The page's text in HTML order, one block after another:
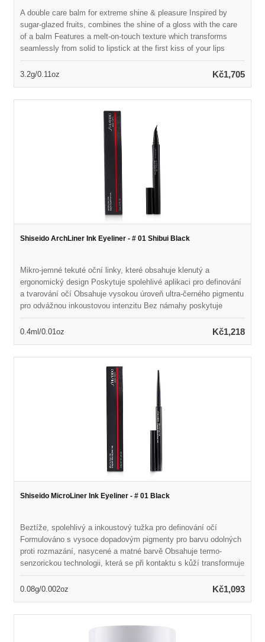
A double care balm for extreme shine & pleasure Inspired by
sugar-glazed fruits, combines the shine of a gloss with the care
of a balm Features a melt-on-touch texture which transforms
seamlessly from solid to lipstick at the first kiss of your lips
Acid, nourishing Vitamin E, soothing cold-pressed mango oil &
3.2g/0.11oz Kč1,705
Shiseido ArchLiner Ink Eyeliner - # 01 Shibui Black
Mikro-jemné tekuté oční linky, které obsahuje klenutý a
ergonomický design Poskytuje spolehlivé aplikaci pro definování
a tvarování očí Obsahuje vysokou úroveň ultra-černého pigmentu
pro odvážnou inkoustovou intenzitu Bez námahy poskytuje
nejtenčích po nejsilnější Vodní odolná vůči, odolnost proti
0.4ml/0.01oz Kč1,218
Shiseido MicroLiner Ink Eyeliner - # 01 Black
Beztíže, spolehlivý a inkoustový tužka pro definování očí
Formulováno s vysoce dopadovým pigmenty pro barvu odolných
proti rozmazání, nasycené a matné barvě Obsahuje termo-
senzorickou technologii, která se při kontaktu s kůží transformuje
24 hodin Mikro-tenký tužka může být tečkována mezi řasami
0.08g/0.002oz Kč1,093